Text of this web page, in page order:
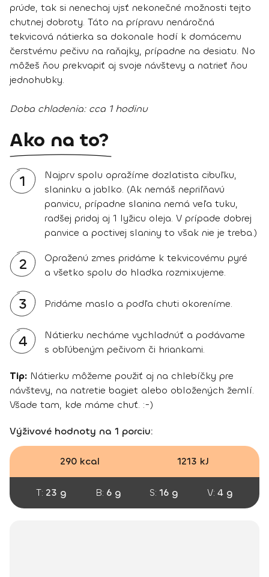
prúde, tak si nenechaj ujsť nekonečné možnosti tejto
chutnej dobroty. Táto na prípravu nenáročná
tekvicová nátierka sa dokonale hodí k domácemu
čerstvému pečivu na raňajky, prípadne na desiatu. No
môžeš ňou prekvapiť aj svoje návštevy a natrieť ňou
jednohubky.
Doba chladenia:cca 1 hodinu
Ako na to?
1
Najprv spolu opražíme dozlatista cibuľku,
slaninku a jablko. (Ak nemáš nepriľňavú
panvicu, prípadne slanina nemá veľa tuku,
radšej pridaj aj 1 lyžicu oleja. V prípade dobrej
panvice a poctivej slaniny to však nie je treba.)
2
Opraženú zmes pridáme k tekvicovému pyré
a všetko spolu do hladka rozmixujeme.
3 Pridáme maslo a podľa chuti okoreníme.
4
Nátierku necháme vychladnúť a podávame
s obľúbeným pečivom či hriankami.
Tip: Nátierku môžeme použiť aj na chlebíčky pre
návštevy, na natretie bagiet alebo obložených žemlí.
Všade tam, kde máme chuť. :-)
Výživové hodnoty na 1 porciu:
290 kcal 1213 kJ
T: 23 g B: 6 g S: 16 g V: 4 g